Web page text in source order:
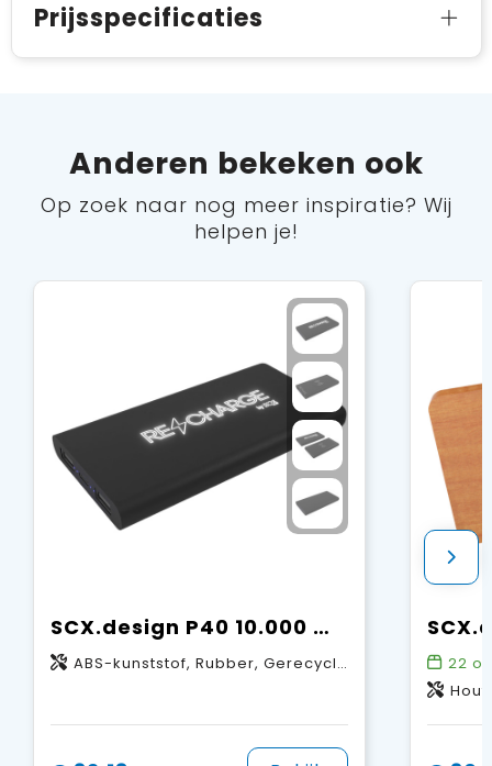
Prijsspecificaties
Anderen bekeken ook
Op zoek naar nog meer inspiratie? Wij
helpen je!
SCX.design P40 10.000 mAh draadloze rubberen powerbank met oplichtend
ABS-kunststof, Rubber, Gerecycled PET-kunststof 22